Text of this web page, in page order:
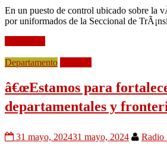
En un puesto de control ubicado sobre la
por uniformados de la Seccional de
Departamento
â€œEstamos para
departamentales y
31 mayo, 202431 mayo, 2024
Radio